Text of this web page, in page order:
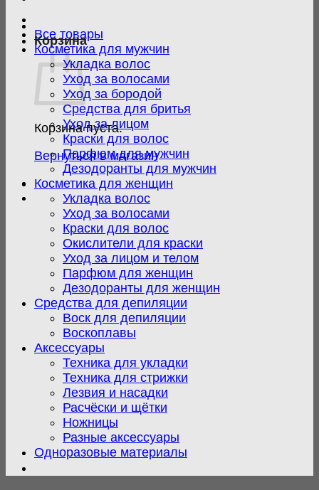
Корзина
Корзина пуста.
Вернуться в магазин
Все товары
Косметика для мужчин
Укладка волос
Уход за волосами
Уход за бородой
Средства для бритья
Уход за лицом
Краски для волос
Парфюм для мужчин
Дезодоранты для мужчин
Косметика для женщин
Укладка волос
Уход за волосами
Краски для волос
Окислители для краски
Уход за лицом и телом
Парфюм для женщин
Дезодоранты для женщин
Средства для депиляции
Воск для депиляции
Воскоплавы
Аксессуары
Техника для укладки
Техника для стрижки
Лезвия и насадки
Расчёски и щётки
Ножницы
Разные аксессуары
Одноразовые материалы